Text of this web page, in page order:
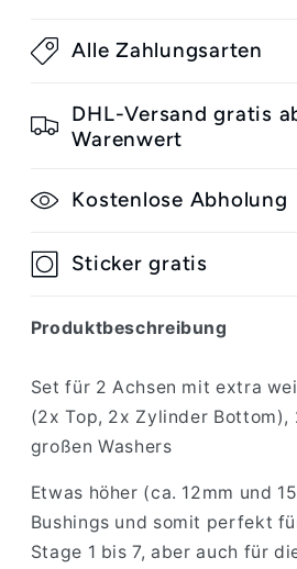
Cushions
Super
88A
Super
88A
Alle Zahlungsarten
DHL-Versand gratis
Warenwert
Kostenlose Abholung
Sticker gratis
Produktbeschreibung
Set für 2 Achsen mit extra
(2x Top, 2x Zylinder Bottom),
großen Washers
Etwas höher (ca. 12mm und
Bushings und somit perfekt
Stage 1 bis 7, aber auch für